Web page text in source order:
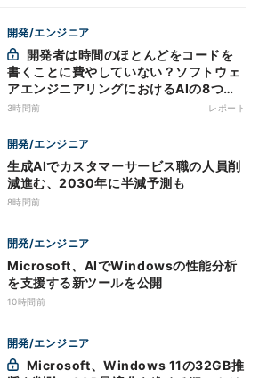
開発/エンジニア
書くことに費やしていない？ソフトウェ
アエンジニアリングにおけるAIの8つの
神話への賛否
3時間前 レポート
開発/エンジニア
生成AIでカスタマーサービス職の人員削
減進む、2030年に半減予測も
8時間前
開発/エンジニア
Microsoft、AIでWindowsの性能分析
を支援する新ツールを公開
10時間前
開発/エンジニア